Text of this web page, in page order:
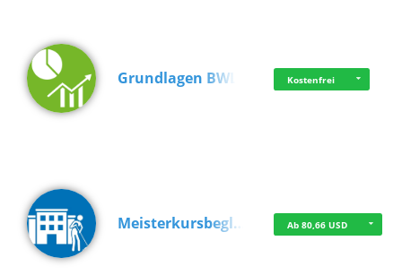
Grundlagen BWL Kostenfrei
Meisterkursbegl… Ab 80,66 USD